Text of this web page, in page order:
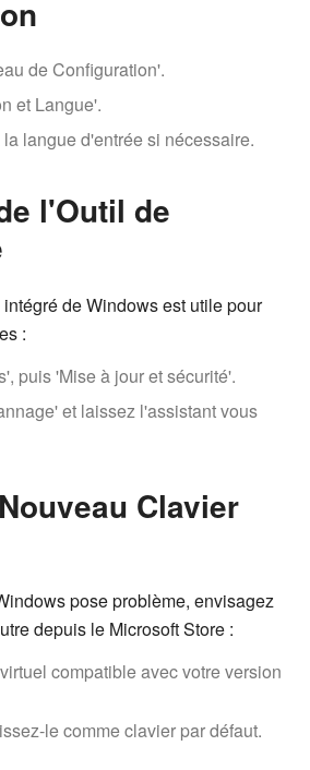
de Configuration'.
et Langue'.
langue d'entrée si nécessaire.
l'Outil de
de Windows est utile pour
:
puis 'Mise à jour et sécurité'.
et laissez l'assistant vous
Clavier
pose problème, envisagez
depuis le Microsoft Store :
compatible avec votre version
le comme clavier par défaut.